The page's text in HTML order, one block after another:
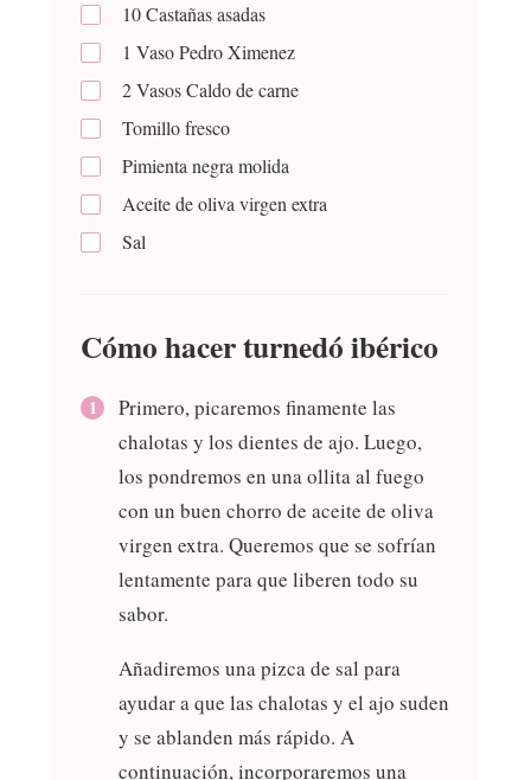
10Castañas asadas
1 VasoPedro Ximenez
2VasosCaldo de carne
Tomillo fresco
Pimienta negra molida
Aceite de oliva virgen extra
Sal
Cómo hacer turnedó ibérico
Primero, picaremos finamente las
chalotas y los dientes de ajo. Luego,
los pondremos en una ollita al fuego
con un buen chorro de aceite de oliva
virgen extra. Queremos que se sofrían
lentamente para que liberen todo su
sabor.
Añadiremos una pizca de sal para
ayudar a que las chalotas y el ajo suden
y se ablanden más rápido. A
continuación, incorporaremos una